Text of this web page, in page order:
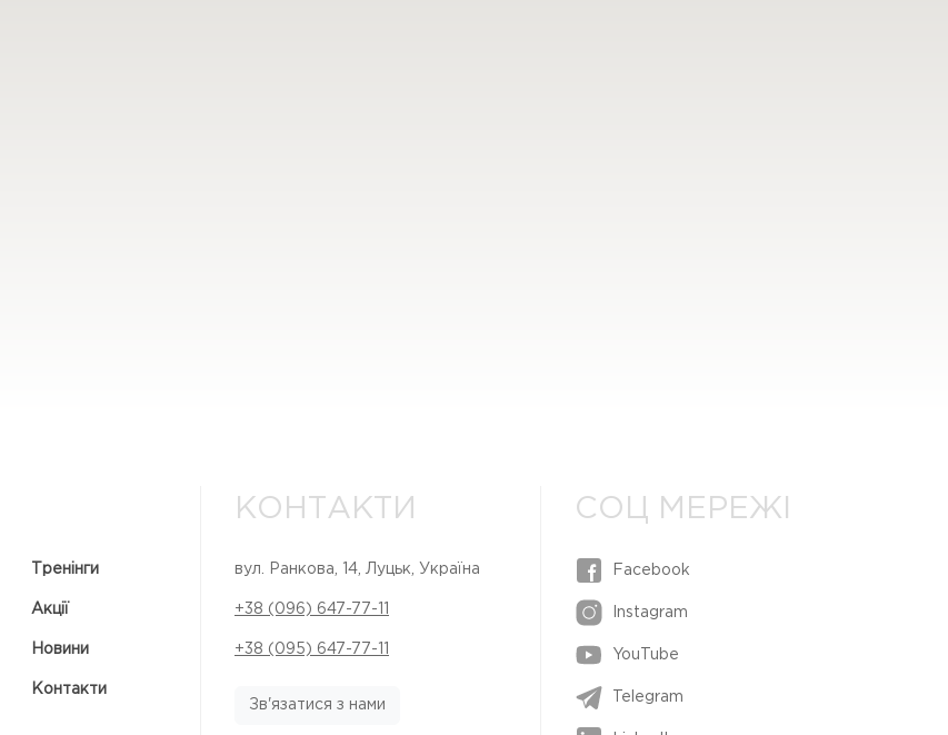
Тренінги
Акції
Новини
Контакти
КОНТАКТИ
вул. Ранкова, 14, Луцьк, Україна
+38 (096) 647-77-11
+38 (095) 647-77-11
Зв'язатися з нами
СОЦ МЕРЕЖІ
Facebook
Instagram
YouTube
Telegram